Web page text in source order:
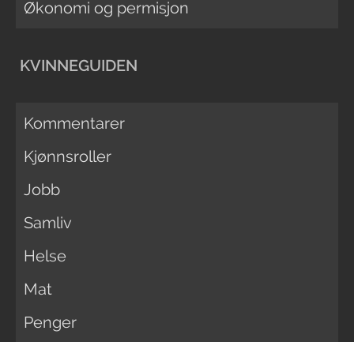
Økonomi og permisjon
KVINNEGUIDEN
Kommentarer
Kjønnsroller
Jobb
Samliv
Helse
Mat
Penger